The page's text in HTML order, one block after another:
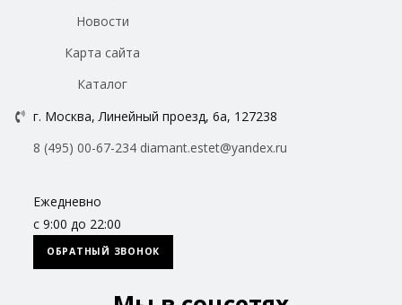
Новости
Карта сайта
Каталог
г. Москва, Линейный проезд, 6а, 127238
8 (495) 00-67-234 diamant.estet@yandex.ru
Ежедневно
с 9:00 до 22:00
ОБРАТНЫЙ ЗВОНОК